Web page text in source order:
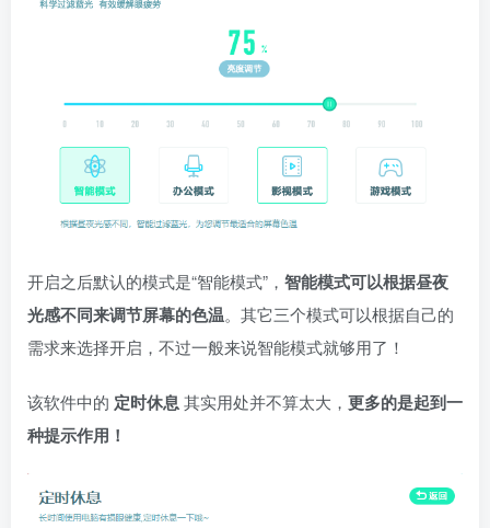
开启之后默认的模式是“智能模式”， 智能模式可以根据昼夜
光感不同来调节屏幕的色温。其它三个模式可以根据自己的
需求来选择开启，不过一般来说智能模式就够用了！
该软件中的 定时休息其实用处并不算太大， 更多的是起到一
种提示作用！